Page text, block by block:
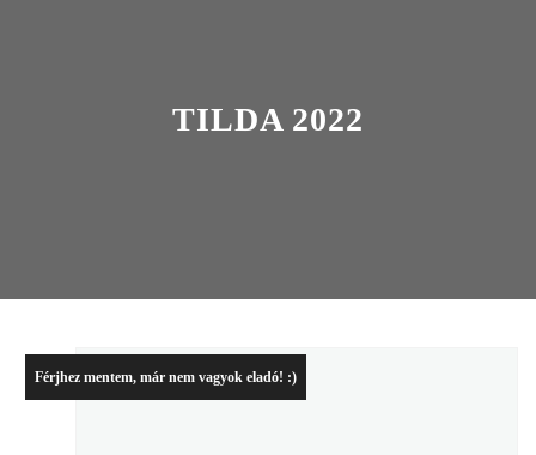
TILDA 2022
Férjhez mentem, már nem vagyok eladó! :)